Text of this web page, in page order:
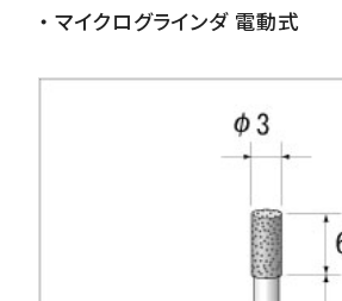
・ マイクログラインダ 電動式